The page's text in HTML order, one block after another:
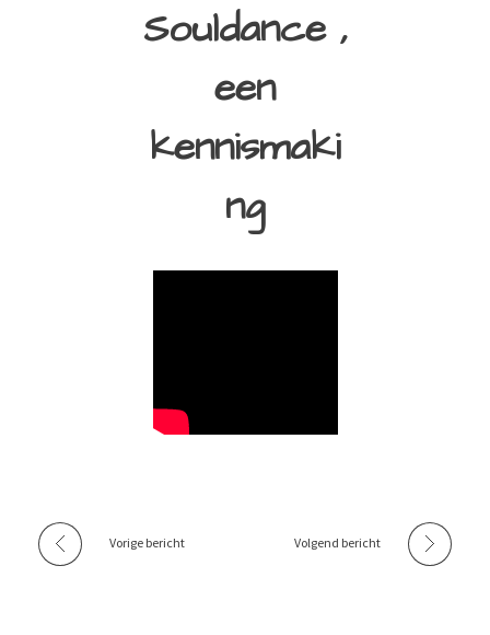
Souldance ,
een
kennismaki
ng
Vorige bericht Volgend bericht